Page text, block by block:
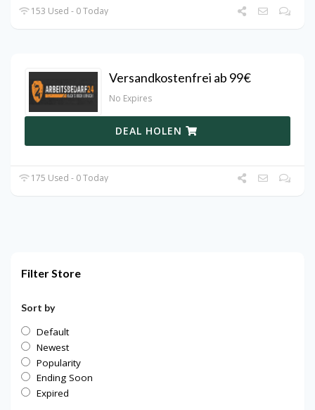
153 Used - 0 Today
Versandkostenfrei ab 99€
No Expires
DEAL HOLEN
175 Used - 0 Today
Filter Store
Sort by
Default
Newest
Popularity
Ending Soon
Expired